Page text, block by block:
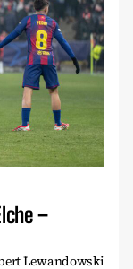
–
Lewandowski